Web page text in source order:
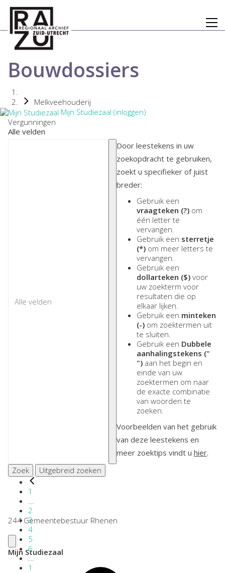
Bouwdossiers
Melkveehouderij
Mijn Studiezaal (inloggen)
Vergunningen
Alle velden
Door leestekens in uw
zoekopdracht te gebruiken,
zoekt u specifieker of juist
breder:
Gebruik een
vraagteken (?) om
één letter te
vervangen.
Gebruik een sterretje
(*) om meer letters te
vervangen.
Gebruik een
dollarteken ($) voor
uw zoekterm voor
resultaten die op
elkaar lijken.
Gebruik een minteken
(-) om zoektermen uit
te sluiten.
Gebruik een Dubbele
aanhalingstekens ("
") aan het begin en
einde van uw
zoektermen om naar
de exacte combinatie
van woorden te
zoeken.
Voorbeelden van het gebruik
van deze leestekens en
meer zoektips vindt u hier.
Zoek
Uitgebreid zoeken
1
2
3
4
5
6
...
1
244 Gemeentebestuur Rhenen
Mijn Studiezaal